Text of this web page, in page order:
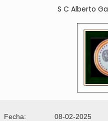
S C Alberto
Fecha:
08-02-2025